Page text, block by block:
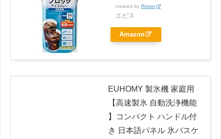
created by Rinker
エビス
Amazon
EUHOMY 製氷機 家庭用
【高速製氷 自動洗浄機能
】コンパクト ハンドル付
き 日本語パネル 氷バスケ